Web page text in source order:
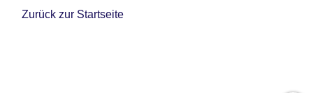
Zurück zur Startseite